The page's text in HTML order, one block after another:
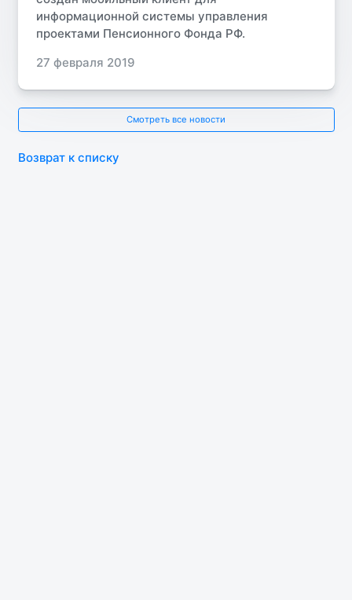
информационной системы управления
проектами Пенсионного Фонда РФ.
27 февраля 2019
Смотреть все новости
Возврат к списку